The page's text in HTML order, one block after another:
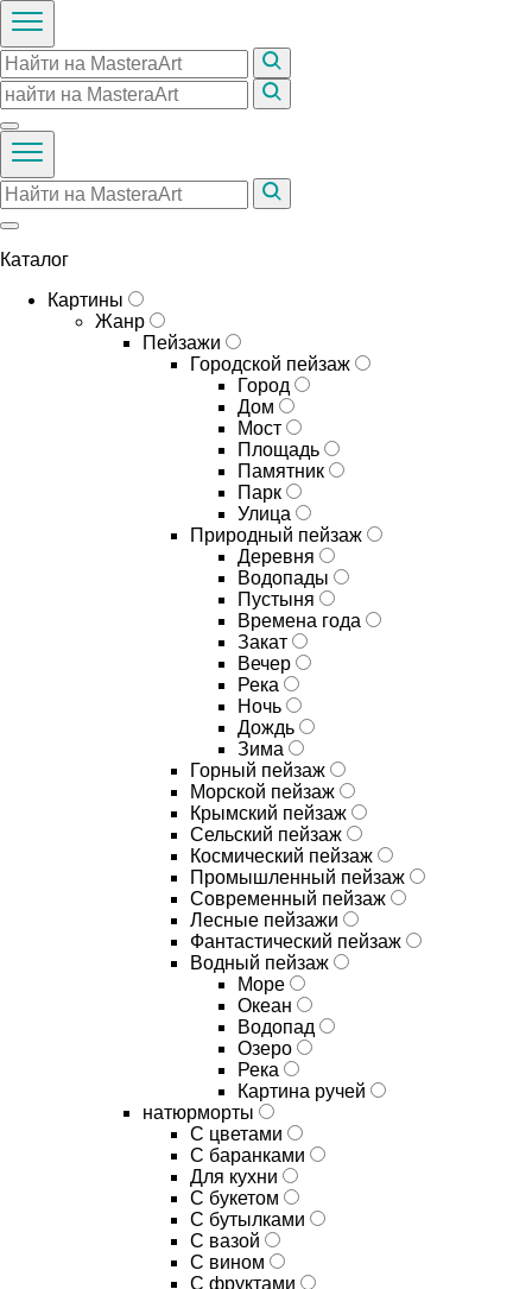
Каталог
Картины
Жанр
Пейзажи
Городской пейзаж
Город
Дом
Мост
Площадь
Памятник
Парк
Улица
Природный пейзаж
Деревня
Водопады
Пустыня
Времена года
Закат
Вечер
Река
Ночь
Дождь
Зима
Горный пейзаж
Морской пейзаж
Крымский пейзаж
Сельский пейзаж
Космический пейзаж
Промышленный пейзаж
Современный пейзаж
Лесные пейзажи
Фантастический пейзаж
Водный пейзаж
Море
Океан
Водопад
Озеро
Река
Картина ручей
натюрморты
С цветами
С баранками
Для кухни
C букетом
C бутылками
C вазой
C вином
C фруктами